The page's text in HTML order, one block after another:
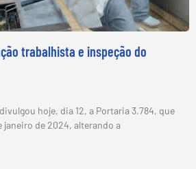
trabalhista e inspeção do
hoje, dia 12, a Portaria 3.784, que
de 2024, alterando a